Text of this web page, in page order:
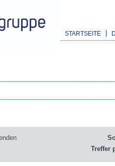
STARTSEITE
Treffer